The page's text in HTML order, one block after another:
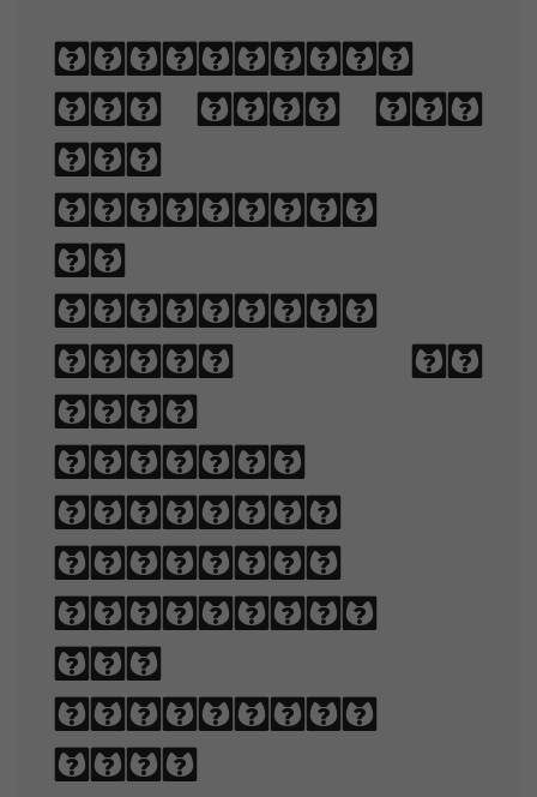
Typography
is the art
and
technique
of
arranging
type to
make
written
language
legible,
readable,
and
appealing
when